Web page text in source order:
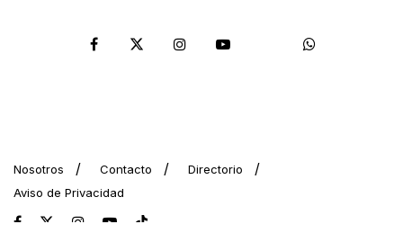
Nosotros Contacto
Directorio
Aviso de Privacidad